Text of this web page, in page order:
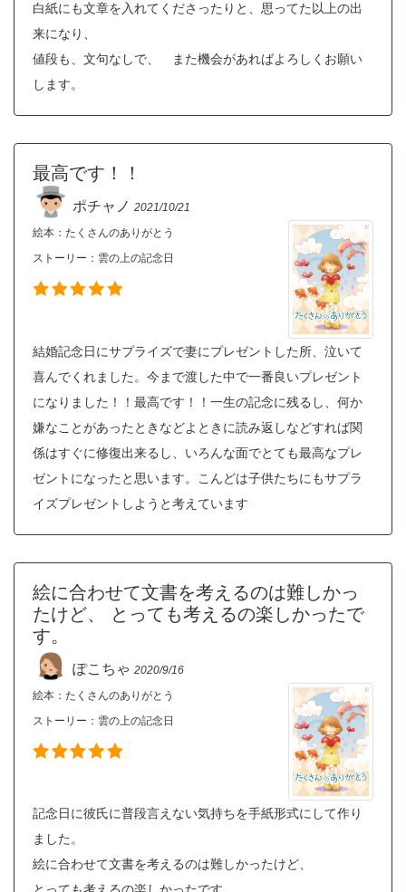
白紙にも文章を入れてくださったりと、思ってた以上の出
来になり、
値段も、文句なしで、 また機会があればよろしくお願い
します。
最高です！！
ポチャノ 2021/10/21
絵本：たくさんのありがとう
ストーリー： 雲の上の記念日
結婚記念日にサプライズで妻にプレゼントした所、泣いて
喜んでくれました。今まで渡した中で一番良いプレゼント
になりました！！最高です！！一生の記念に残るし、何か
嫌なことがあったときなどよときに読み返しなどすれば関
係はすぐに修復出来るし、いろんな面でとても最高なプレ
ゼントになったと思います。こんどは子供たちにもサプラ
イズプレゼントしようと考えています
絵に合わせて文書を考えるのは難しかっ
たけど、 とっても考えるの楽しかったで
す。
ぽこちゃ 2020/9/16
絵本：たくさんのありがとう
ストーリー： 雲の上の記念日
記念日に彼氏に普段言えない気持ちを手紙形式にして作り
ました。
絵に合わせて文書を考えるのは難しかったけど、